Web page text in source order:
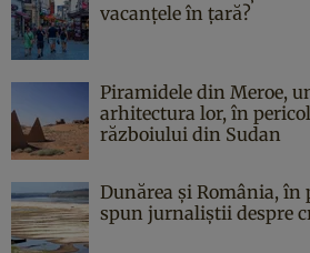
vacanțele în țară?
Piramidele din Meroe,
arhitectura lor, în
războiului din Sudan
Dunărea și România, în
spun jurnaliștii despre